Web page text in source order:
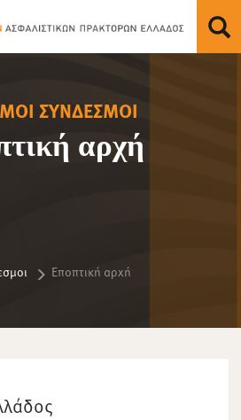
ΣΥΝΔΕΣΜΟΙ
αρχή
Εποπτική αρχή